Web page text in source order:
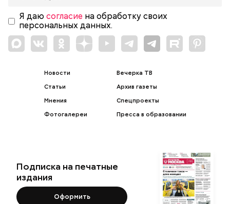
Я даю согласие на обработку своих
персональных данных.
Новости
Статьи
Мнения
Фотогалереи
Вечерка ТВ
Архив газеты
Спецпроекты
Пресса в образовании
Подписка на печатные
издания
Оформить